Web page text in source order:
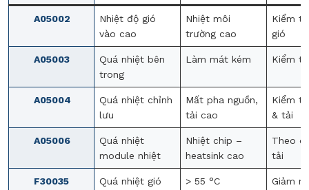
A05002
Nhiệt độ gió
vào cao
Nhiệt môi
trường cao
Kiểm
gió
A05003
Quá nhiệt bên
trong
Làm mát kém Kiểm
A05004
Quá nhiệt chỉnh
lưu
Mất pha nguồn,
tải cao
Kiểm
& tải
A05006
Quá nhiệt
module nhiệt
Nhiệt chip –
heatsink cao
Theo
tải
F30035
Quá nhiệt gió
> 55 °C
Giảm